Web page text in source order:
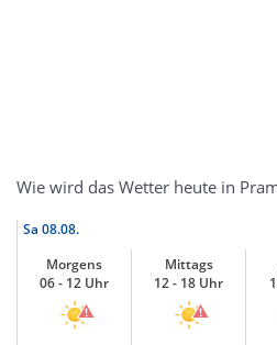
Wie wird das Wetter heute in
Sa 08.08.
Morgens
06 - 12 Uhr
Mittags
12 - 18 Uhr